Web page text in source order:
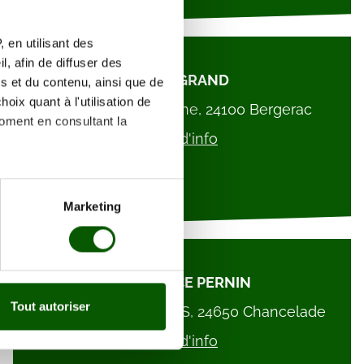
en utilisant des
afin de diffuser des
et du contenu, ainsi que de
quant à l'utilisation de
en consultant la
à plusieurs mètres près
sur les cookies.
Marketing
Tout autoriser
Louis GRAND
EHPAD La Madeleine, 24100 Bergerac
Plus d'info
CLEMENCE PERNIN
12 RUE DES LIBERTES, 24650 Chancelade
Plus d'info